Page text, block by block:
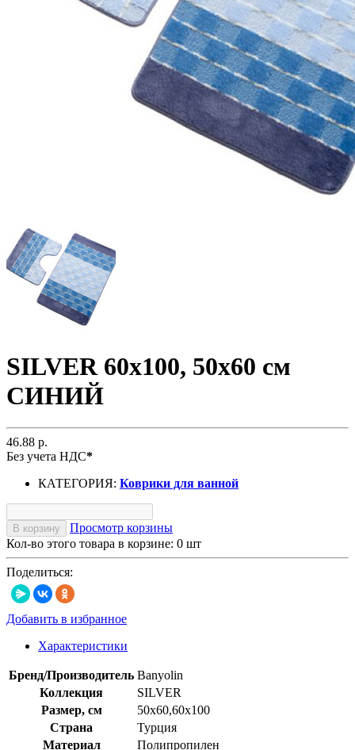
SILVER 60х100, 50х60 см
СИНИЙ
46.88 р.
Без учета НДС*
КАТЕГОРИЯ: Коврики для ванной
В корзину
Просмотр корзины
Кол-во этого товара в корзине: 0 шт
Поделиться:
Добавить в избранное
Характеристики
Бренд/Производитель Banyolin
Коллекция
SILVER
Размер, см
50x60,60х100
Страна
Турция
Материал
Полипропилен